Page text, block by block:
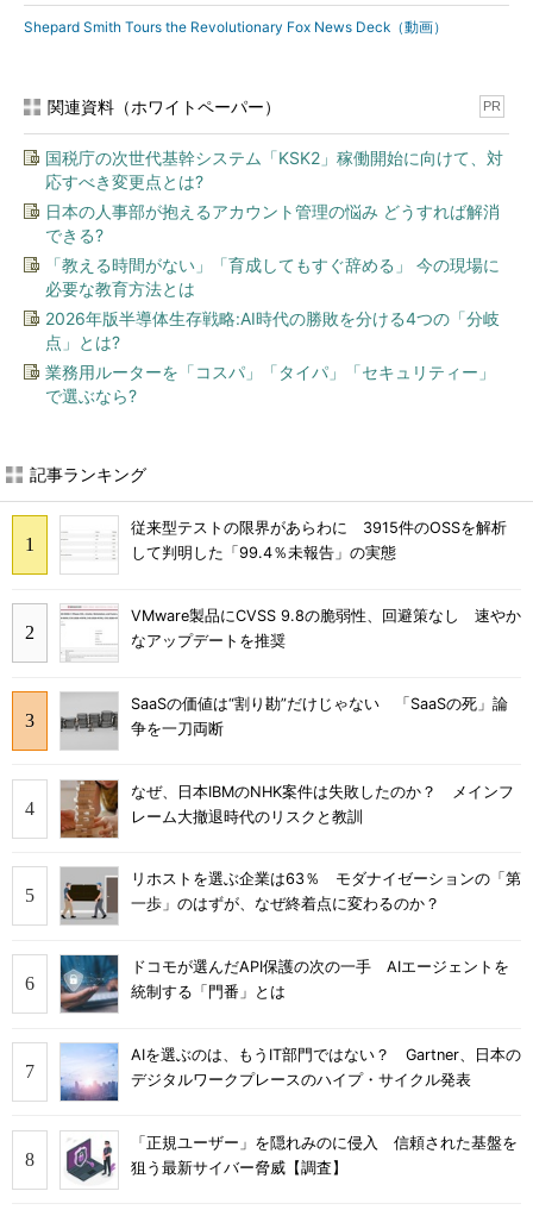
Shepard Smith Tours the Revolutionary Fox News Deck（動画）
関連資料（ホワイトペーパー） PR
国税庁の次世代基幹システム「KSK2」稼働開始に向けて、対
応すべき変更点とは?
日本の人事部が抱えるアカウント管理の悩み どうすれば解消
できる?
「教える時間がない」「育成してもすぐ辞める」 今の現場に
必要な教育方法とは
2026年版半導体生存戦略:AI時代の勝敗を分ける4つの「分岐
点」とは?
業務用ルーターを「コスパ」「タイパ」「セキュリティー」
で選ぶなら?
記事ランキング
従来型テストの限界があらわに 3915件のOSSを解析
して判明した「99.4％未報告」の実態
VMware製品にCVSS 9.8の脆弱性、回避策なし 速やか
なアップデートを推奨
SaaSの価値は“割り勘”だけじゃない 「SaaSの死」論
争を一刀両断
なぜ、日本IBMのNHK案件は失敗したのか？ メインフ
レーム大撤退時代のリスクと教訓
リホストを選ぶ企業は63％ モダナイゼーションの「第
一歩」のはずが、なぜ終着点に変わるのか？
ドコモが選んだAPI保護の次の一手 AIエージェントを
統制する「門番」とは
AIを選ぶのは、もうIT部門ではない？ Gartner、日本の
デジタルワークプレースのハイプ・サイクル発表
「正規ユーザー」を隠れみのに侵入 信頼された基盤を
狙う最新サイバー脅威【調査】